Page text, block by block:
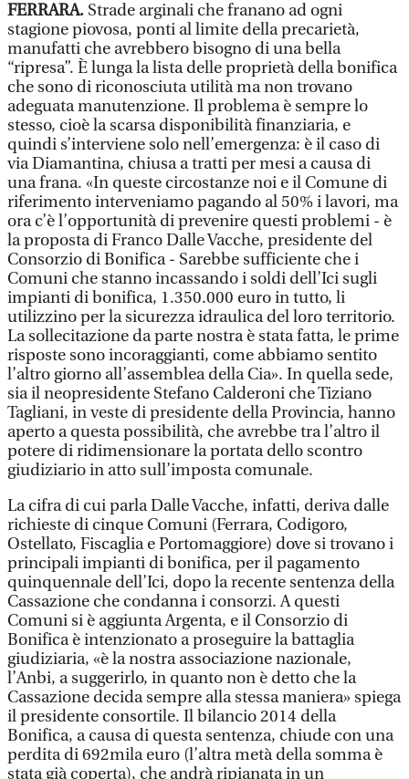
FERRARA. Strade arginali che franano ad ogni
stagione piovosa, ponti al limite della precarietà,
manufatti che avrebbero bisogno di una bella
“ripresa”. È lunga la lista delle proprietà della bonifica
che sono di riconosciuta utilità ma non trovano
adeguata manutenzione. Il problema è sempre lo
stesso, cioè la scarsa disponibilità finanziaria, e
quindi s’interviene solo nell’emergenza: è il caso di
via Diamantina, chiusa a tratti per mesi a causa di
una frana. «In queste circostanze noi e il Comune di
riferimento interveniamo pagando al 50% i lavori, ma
ora c’è l’opportunità di prevenire questi problemi - è
la proposta di Franco Dalle Vacche, presidente del
Consorzio di Bonifica - Sarebbe sufficiente che i
Comuni che stanno incassando i soldi dell’Ici sugli
impianti di bonifica, 1.350.000 euro in tutto, li
utilizzino per la sicurezza idraulica del loro territorio.
La sollecitazione da parte nostra è stata fatta, le prime
risposte sono incoraggianti, come abbiamo sentito
l’altro giorno all’assemblea della Cia». In quella sede,
sia il neopresidente Stefano Calderoni che Tiziano
Tagliani, in veste di presidente della Provincia, hanno
aperto a questa possibilità, che avrebbe tra l’altro il
potere di ridimensionare la portata dello scontro
giudiziario in atto sull’imposta comunale.
La cifra di cui parla Dalle Vacche, infatti, deriva dalle
richieste di cinque Comuni (Ferrara, Codigoro,
Ostellato, Fiscaglia e Portomaggiore) dove si trovano i
principali impianti di bonifica, per il pagamento
quinquennale dell’Ici, dopo la recente sentenza della
Cassazione che condanna i consorzi. A questi
Comuni si è aggiunta Argenta, e il Consorzio di
Bonifica è intenzionato a proseguire la battaglia
giudiziaria, «è la nostra associazione nazionale,
l’Anbi, a suggerirlo, in quanto non è detto che la
Cassazione decida sempre alla stessa maniera» spiega
il presidente consortile. Il bilancio 2014 della
Bonifica, a causa di questa sentenza, chiude con una
perdita di 692mila euro (l’altra metà della somma è
stata già coperta), che andrà ripianata in un